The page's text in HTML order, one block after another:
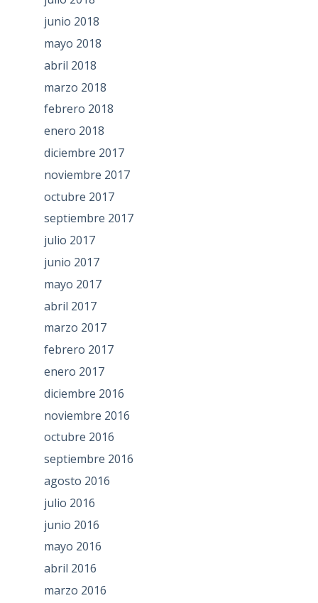
junio 2018
mayo 2018
abril 2018
marzo 2018
febrero 2018
enero 2018
diciembre 2017
noviembre 2017
octubre 2017
septiembre 2017
julio 2017
junio 2017
mayo 2017
abril 2017
marzo 2017
febrero 2017
enero 2017
diciembre 2016
noviembre 2016
octubre 2016
septiembre 2016
agosto 2016
julio 2016
junio 2016
mayo 2016
abril 2016
marzo 2016